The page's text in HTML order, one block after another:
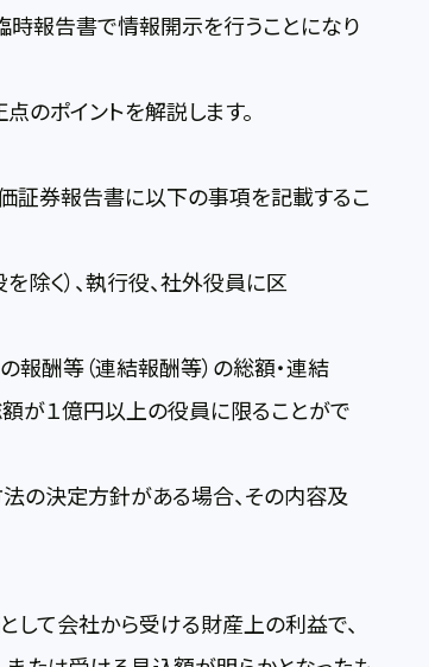
報告書で情報開示を行うことになり
のポイントを解説します。
証券報告書に以下の事項を記載するこ
除く）、執行役、社外役員に区
酬等（連結報酬等）の総額・連結
が１億円以上の役員に限ることがで
の決定方針がある場合、その内容及
して会社から受ける財産上の利益で、